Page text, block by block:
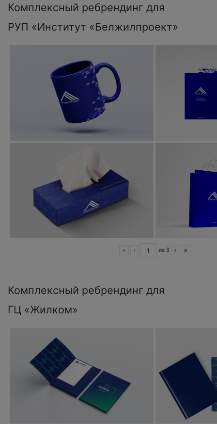
Комплексный ребрендинг для
РУП «Институт «Белжилпроект»
« ‹ из 3 › »
Комплексный ребрендинг для
ГЦ «Жилком»